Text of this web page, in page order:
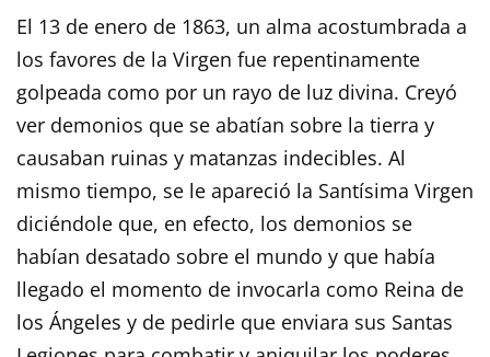
El 13 de enero de 1863, un alma acostumbrada a
los favores de la Virgen fue repentinamente
golpeada como por un rayo de luz divina. Creyó
ver demonios que se abatían sobre la tierra y
causaban ruinas y matanzas indecibles. Al
mismo tiempo, se le apareció la Santísima Virgen
diciéndole que, en efecto, los demonios se
habían desatado sobre el mundo y que había
llegado el momento de invocarla como Reina de
los Ángeles y de pedirle que enviara sus Santas